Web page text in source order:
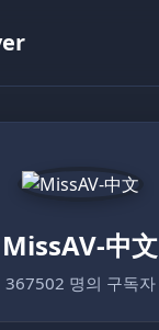
MissAV-中文
367502 명의 구독자